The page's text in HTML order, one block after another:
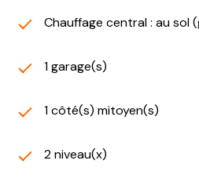
Chauffage central : au sol
1 garage(s)
1 côté(s) mitoyen(s)
2 niveau(x)